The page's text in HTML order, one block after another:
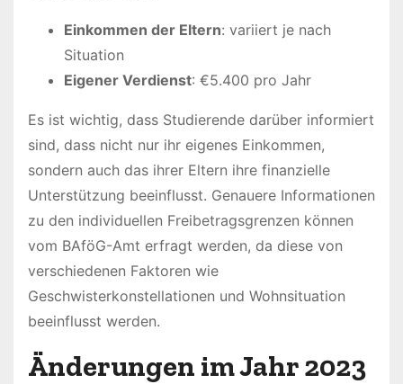
Einkommen der Eltern: variiert je nach
Situation
Eigener Verdienst: €5.400 pro Jahr
Es ist wichtig, dass Studierende darüber informiert
sind, dass nicht nur ihr eigenes Einkommen,
sondern auch das ihrer Eltern ihre finanzielle
Unterstützung beeinflusst. Genauere Informationen
zu den individuellen Freibetragsgrenzen können
vom BAföG-Amt erfragt werden, da diese von
verschiedenen Faktoren wie
Geschwisterkonstellationen und Wohnsituation
beeinflusst werden.
Änderungen im Jahr 2023